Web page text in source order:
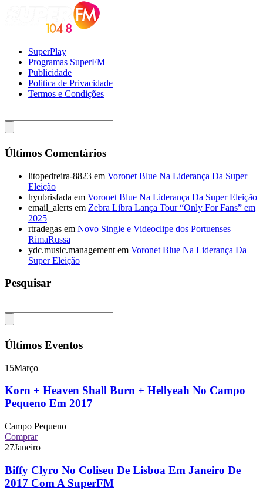
SuperPlay
Programas SuperFM
Publicidade
Politica de Privacidade
Termos e Condições
Últimos Comentários
litopedreira-8823 em Voronet Blue Na Liderança Da Super
Eleição
hyubrisfada em Voronet Blue Na Liderança Da Super Eleição
email_alerts em Zebra Libra Lança Tour “Only For Fans” em
2025
rtradegas em Novo Single e Videoclipe dos Portuenses
RimaRussa
ydc.music.management em Voronet Blue Na Liderança Da
Super Eleição
Pesquisar
Últimos Eventos
15Março
Korn + Heaven Shall Burn + Hellyeah No Campo
Pequeno Em 2017
Campo Pequeno
Comprar
27Janeiro
Biffy Clyro No Coliseu De Lisboa Em Janeiro De
2017 Com A SuperFM